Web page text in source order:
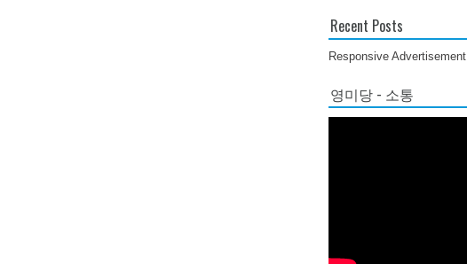
Recent Posts
Responsive Advertisement
영미당 - 소통